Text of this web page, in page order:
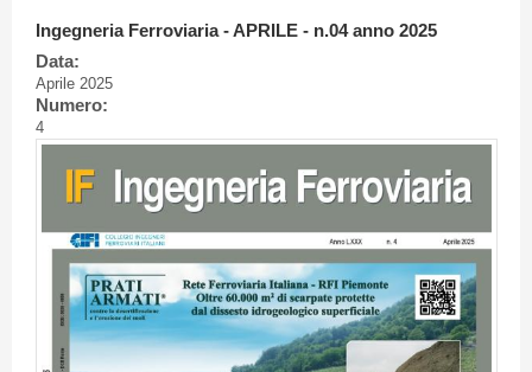
Ingegneria Ferroviaria - APRILE - n.04 anno 2025
Data:
Aprile 2025
Numero:
4